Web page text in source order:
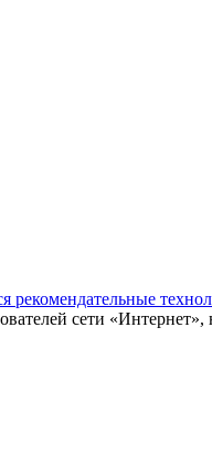
рекомендательные
сети